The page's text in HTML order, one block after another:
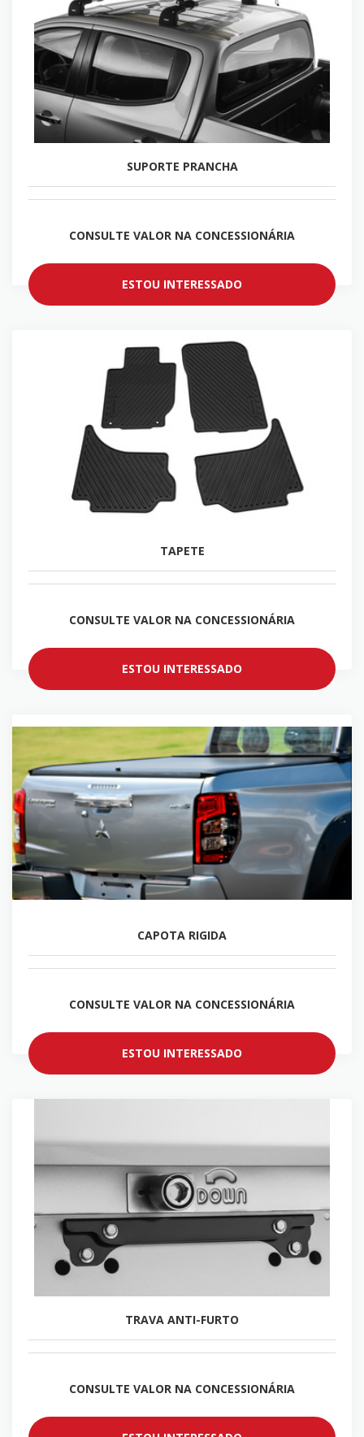
SUPORTE PRANCHA
CONSULTE VALOR NA CONCESSIONÁRIA
ESTOU INTERESSADO
TAPETE
CONSULTE VALOR NA CONCESSIONÁRIA
ESTOU INTERESSADO
CAPOTA RIGIDA
CONSULTE VALOR NA CONCESSIONÁRIA
ESTOU INTERESSADO
TRAVA ANTI-FURTO
CONSULTE VALOR NA CONCESSIONÁRIA